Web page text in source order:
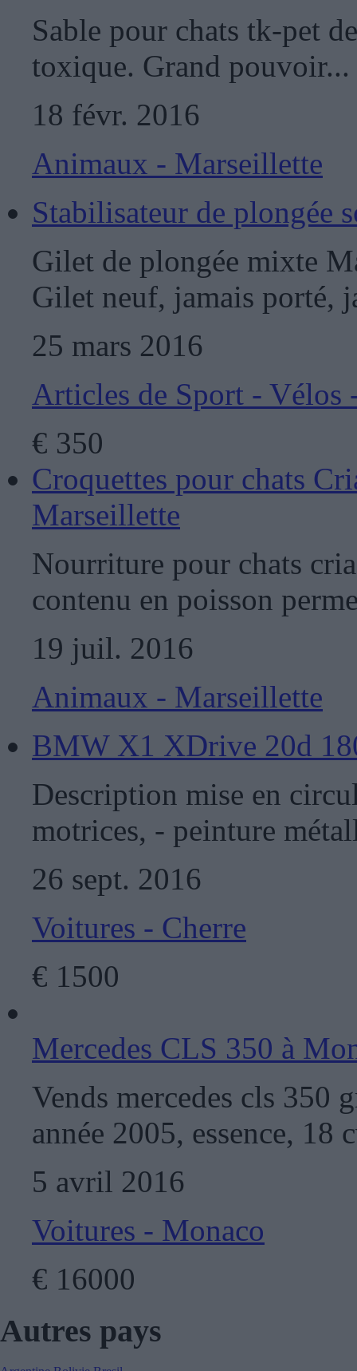
Sable pour chats tk-pet
toxique. Grand pouvoir...
18 févr. 2016
Animaux - Marseillette
Stabilisateur de plongée
Gilet de plongée mixte
Gilet neuf, jamais porté,
25 mars 2016
Articles de Sport - Vélos
€ 350
Croquettes pour chats
Marseillette
Nourriture pour chats
contenu en poisson
19 juil. 2016
Animaux - Marseillette
BMW X1 XDrive 20d
Description mise en
motrices, - peinture
26 sept. 2016
Voitures - Cherre
€ 1500
Mercedes CLS 350 à
Vends mercedes cls 350
année 2005, essence, 18
5 avril 2016
Voitures - Monaco
€ 16000
Autres pays